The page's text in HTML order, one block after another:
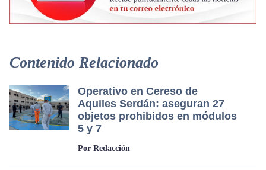
Contenido Relacionado
Operativo en Cereso de
Aquiles Serdán: aseguran 27
objetos prohibidos en módulos
5 y 7
Por Redacción